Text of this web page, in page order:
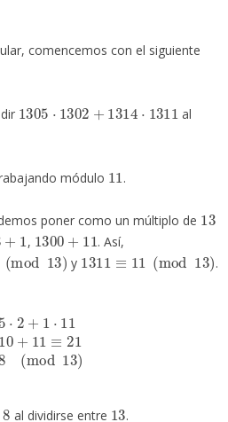
comencemos con el siguiente
1305 1302 1314 1311
al
módulo .
poner como un múltiplo de
13
+1
,
1300+ 11
. Así,
13)
y
1311≡ mod 13
.
10 +11 ≡ 21 ≡
8
al dividirse entre
13
.